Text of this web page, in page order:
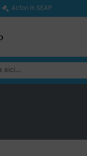
Activi in SEAP